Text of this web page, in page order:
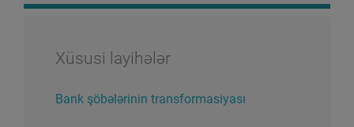
Xüsusi layihələr
Bank şöbələrinin transformasiyası